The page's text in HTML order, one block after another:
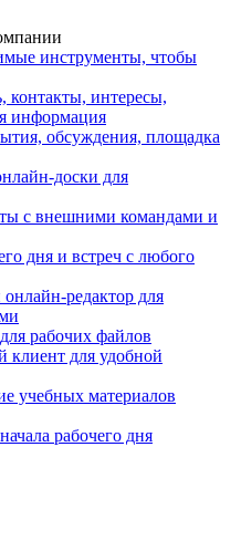
инструменты, чтобы
контакты, интересы,
информация
обсуждения, площадка
доски для
с внешними командами и
дня и встреч с любого
редактор для
рабочих файлов
для удобной
учебных материалов
рабочего дня